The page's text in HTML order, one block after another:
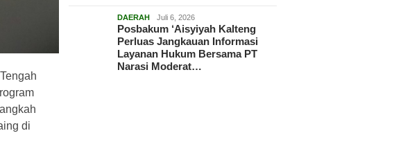
di
DAERAH Juli 6, 2026
Posbakum ‘Aisyiyah Kalteng
Perluas Jangkauan Informasi
Layanan Hukum Bersama PT
Narasi Moderat…